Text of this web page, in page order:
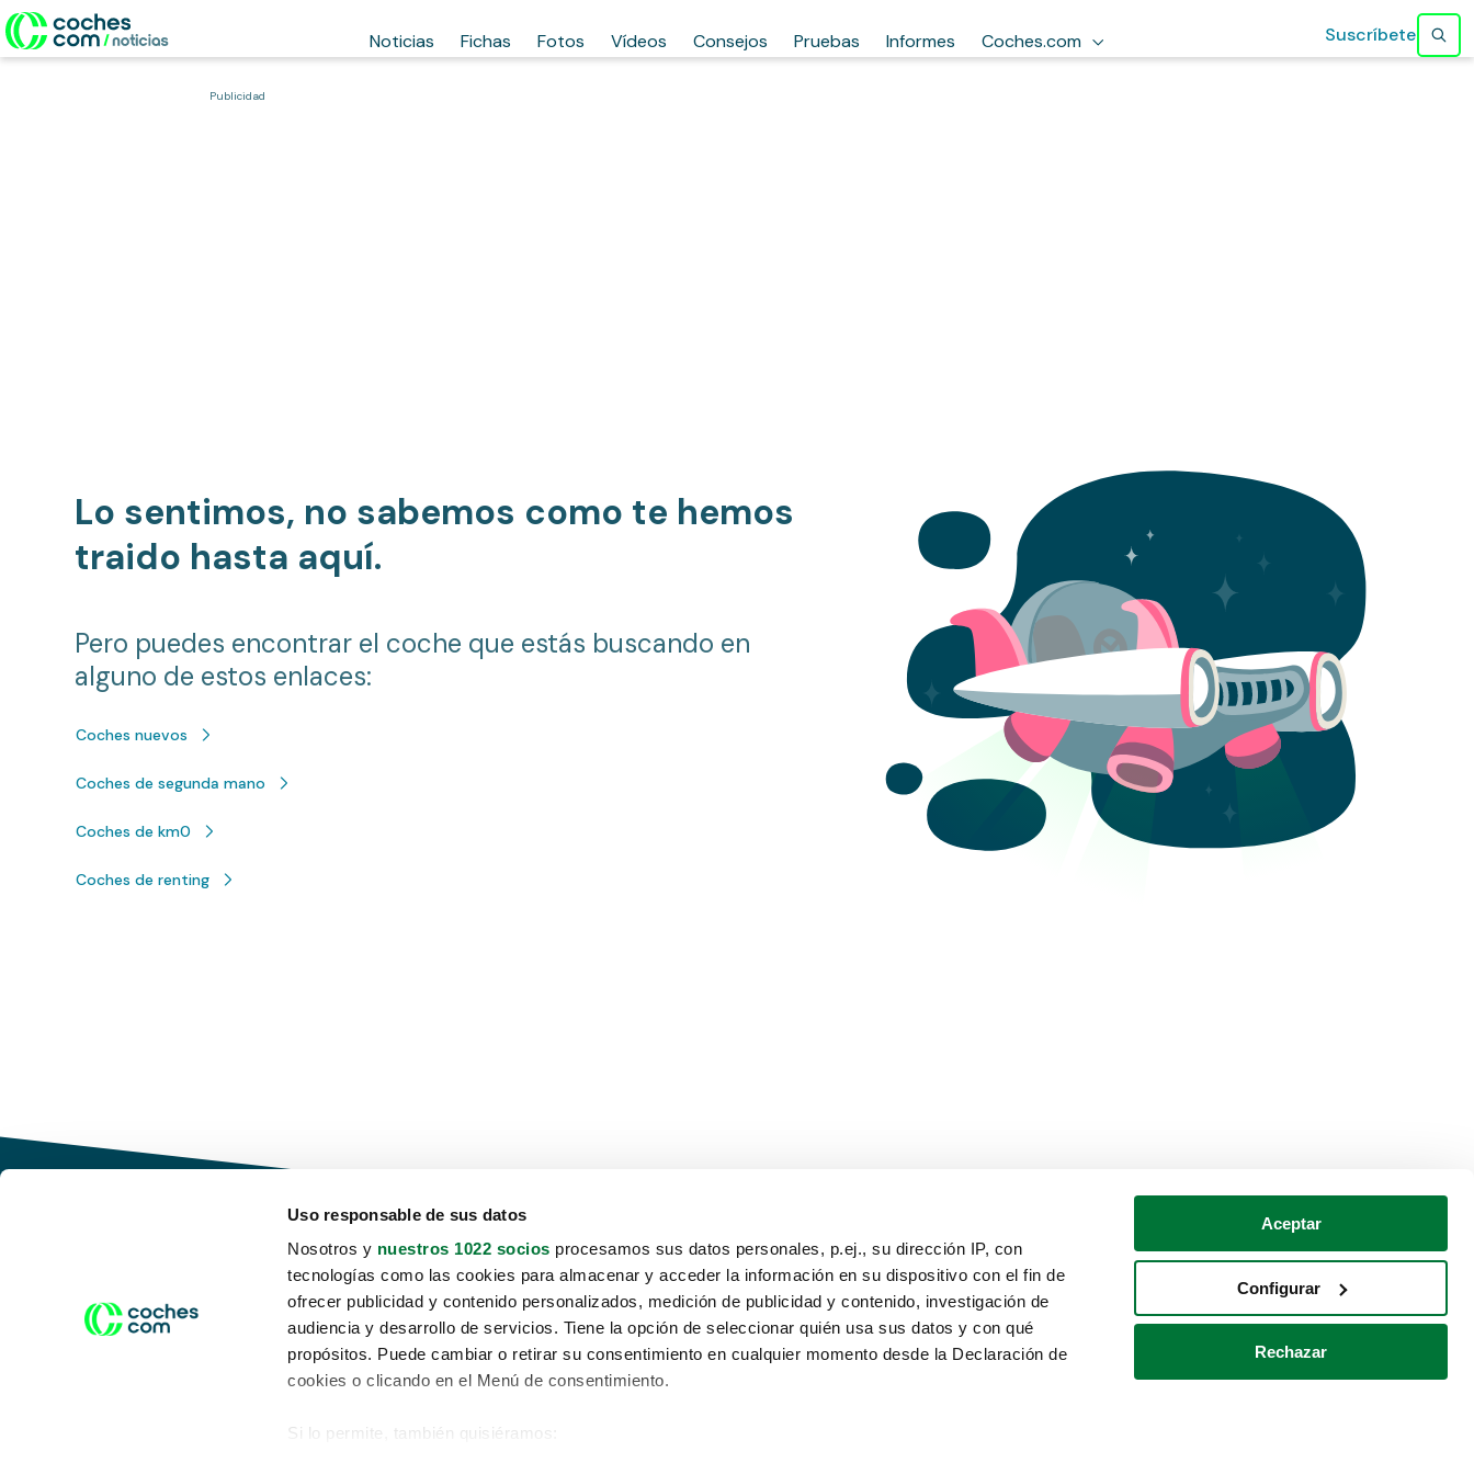
Uso responsable de sus datos
Nosotros y nuestros 1022 socios procesamos sus datos personales, p.ej., su dirección IP, con
tecnologías como las cookies para almacenar y acceder la información en su dispositivo con el fin de
ofrecer publicidad y contenido personalizados, medición de publicidad y contenido, investigación de
audiencia y desarrollo de servicios. Tiene la opción de seleccionar quién usa sus datos y con qué
propósitos. Puede cambiar o retirar su consentimiento en cualquier momento desde la Declaración de
cookies o clicando en el Menú de consentimiento.
Si lo permite, también quisiéramos:
Aceptar
Configurar
Rechazar
Noticias Fichas Fotos Vídeos Consejos Pruebas Informes Coches.com Suscríbete
Publicidad
Lo sentimos, no sabemos como te hemos
traido hasta aquí.
Pero puedes encontrar el coche que estás buscando en
alguno de estos enlaces:
Coches nuevos
Coches de segunda mano
Coches de km0
Coches de renting
Conduce tu futuro,
desata tu movilidad